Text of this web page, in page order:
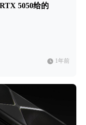
5050给的
1年前